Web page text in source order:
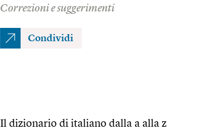
Correzioni e suggerimenti
Condividi
Il dizionario di italiano dalla a alla z